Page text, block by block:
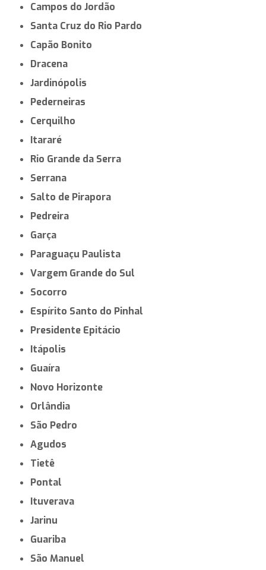
Campos do Jordão
Santa Cruz do Rio Pardo
Capão Bonito
Dracena
Jardinópolis
Pederneiras
Cerquilho
Itararé
Rio Grande da Serra
Serrana
Salto de Pirapora
Pedreira
Garça
Paraguaçu Paulista
Vargem Grande do Sul
Socorro
Espírito Santo do Pinhal
Presidente Epitácio
Itápolis
Guaíra
Novo Horizonte
Orlândia
São Pedro
Agudos
Tietê
Pontal
Ituverava
Jarinu
Guariba
São Manuel